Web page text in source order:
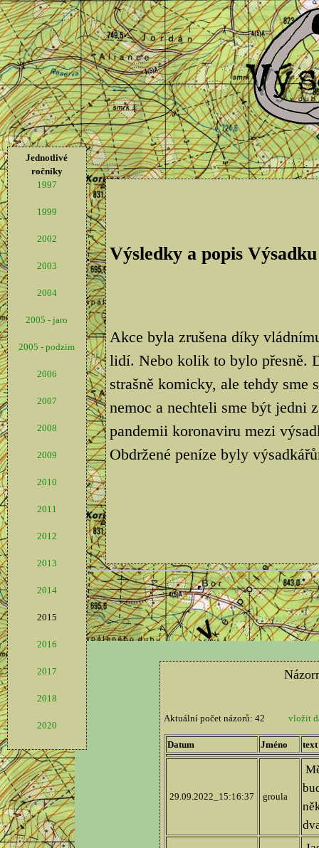
Jednotlivé
ročníky
1997
1999
2002
2003
2004
2005 - jaro
2005 - podzim
2006
2007
2008
2009
2010
2011
2012
2013
2014
2015
2016
2017
2018
2020
Výsledky a popis Výsadku
Akce byla zrušena díky
lidí. Nebo kolik to bylo přesně.
strašně komicky, ale tehdy sme
nemoc a nechteli sme být jedni
pandemii koronaviru mezi
Obdržené peníze byly